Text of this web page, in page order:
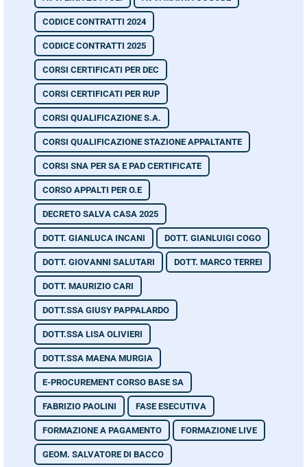
CODICE CONTRATTI 2024
CODICE CONTRATTI 2025
CORSI CERTIFICATI PER DEC
CORSI CERTIFICATI PER RUP
CORSI QUALIFICAZIONE S.A.
CORSI QUALIFICAZIONE STAZIONE APPALTANTE
CORSI SNA PER SA E PAD CERTIFICATE
CORSO APPALTI PER O.E
DECRETO SALVA CASA 2025
DOTT. GIANLUCA INCANI DOTT. GIANLUIGI COGO
DOTT. GIOVANNI SALUTARI DOTT. MARCO TERREI
DOTT. MAURIZIO CARI
DOTT.SSA GIUSY PAPPALARDO
DOTT.SSA LISA OLIVIERI
DOTT.SSA MAENA MURGIA
E-PROCUREMENT CORSO BASE SA
FABRIZIO PAOLINI FASE ESECUTIVA
FORMAZIONE A PAGAMENTO FORMAZIONE LIVE
GEOM. SALVATORE DI BACCO